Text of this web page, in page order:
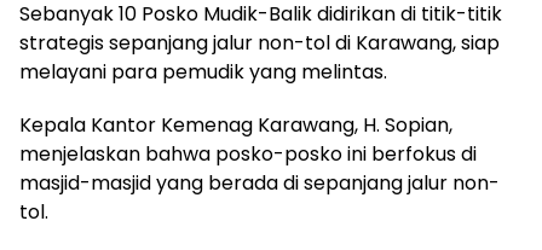
Sebanyak 10 Posko Mudik-Balik didirikan di titik-titik
strategis sepanjang jalur non-tol di Karawang, siap
melayani para pemudik yang melintas.
Kepala Kantor Kemenag Karawang, H. Sopian,
menjelaskan bahwa posko-posko ini berfokus di
masjid-masjid yang berada di sepanjang jalur non-
tol.